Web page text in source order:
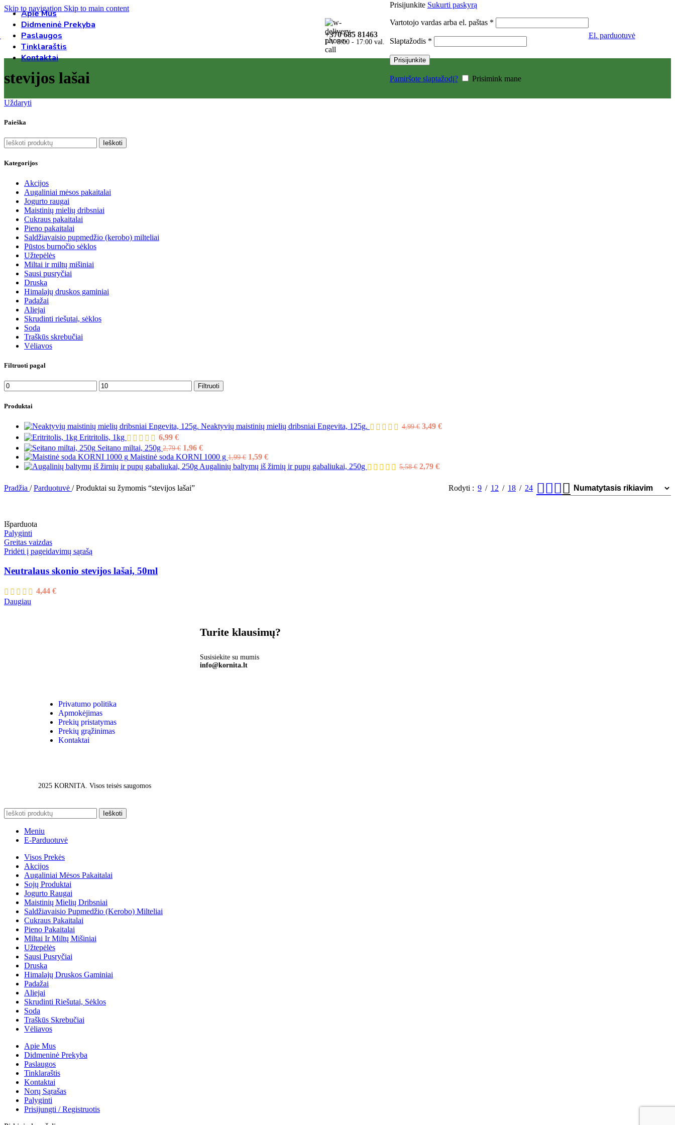
Skip to navigation Skip to main content
Apie Mus
Didmeninė Prekyba
Paslaugos
Tinklaraštis
Kontaktai
+370 685 81463
I-V 8:00 - 17:00 val.
Prisijunkite Sukurti paskyrą
Vartotojo vardas arba el. paštas *
Slaptažodis *
Prisijunkite
Pamiršote slaptažodį? Prisimink mane
El. parduotuvė
stevijos lašai
Uždaryti
Paieška
Ieškoti
Kategorijos
Akcijos
Augaliniai mėsos pakaitalai
Jogurto raugai
Maistinių mielių dribsniai
Cukraus pakaitalai
Pieno pakaitalai
Saldžiavaisio pupmedžio (kerobo) milteliai
Pūstos burnočio sėklos
Užtepėlės
Miltai ir miltų mišiniai
Sausi pusryčiai
Druska
Himalajų druskos gaminiai
Padažai
Aliejai
Skrudinti riešutai, sėklos
Soda
Traškūs skrebučiai
Vėliavos
Filtruoti pagal
Filtruoti
Produktai
Neaktyvių maistinių mielių dribsniai Engevita, 125g. 4,99€ 3,49 €
Eritritolis, 1kg
6,99 €
Seitano miltai, 250g 2,79€ 1,96 €
Maistinė soda KORNI 1000 g 1,99€ 1,59 €
Augalinių baltymų iš žirnių ir pupų gabaliukai, 250g
5,58€ 2,79 €
Pradžia / Parduotuvė / Produktai su žymomis “stevijos lašai” Rodyti 9 12 18 24
Išparduota
Palyginti
Greitas vaizdas
Pridėti į pageidavimų sąrašą
Neutralaus skonio stevijos lašai, 50ml
4,44 €
Daugiau
Turite klausimų?
Susisiekite su mumis
info@kornita.lt
Privatumo politika
Apmokėjimas
Prekių pristatymas
Prekių grąžinimas
Kontaktai
2025 KORNITA. Visos teisės saugomos
Ieškoti
Meniu
E-Parduotuvė
Visos Prekės
Akcijos
Augaliniai Mėsos Pakaitalai
Sojų Produktai
Jogurto Raugai
Maistinių Mielių Dribsniai
Saldžiavaisio Pupmedžio (kerobo) Milteliai
Cukraus Pakaitalai
Pieno Pakaitalai
Miltai Ir Miltų Mišiniai
Užtepėlės
Sausi Pusryčiai
Druska
Himalajų Druskos Gaminiai
Padažai
Aliejai
Skrudinti Riešutai, Sėklos
Soda
Traškūs Skrebučiai
Vėliavos
Apie Mus
Didmeninė Prekyba
Paslaugos
Tinklaraštis
Kontaktai
Norų Sąrašas
Palyginti
Prisijungti / Registruotis